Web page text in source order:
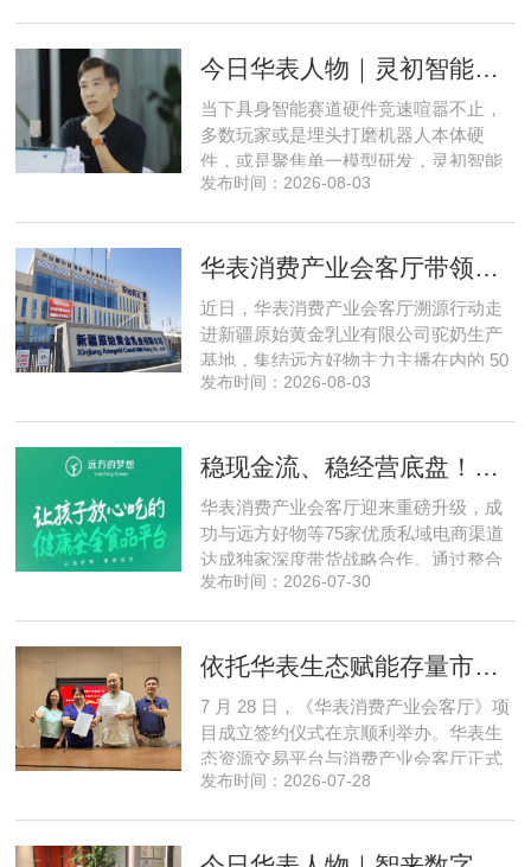
间盘活、私域变现、稳现金流搭建、试
现状，深度剖析行业双重发展困境
今日华表人物｜灵初智能CEO王启斌：押注千万级数据解锁具身智能质变
当下具身智能赛道硬件竞速喧嚣不止，
多数玩家或是埋头打磨机器人本体硬
件，或是聚焦单一模型研发，灵初智能
自创立之初便守住初心，以自研操作大
能创始人王启斌，拆解其从创立第一天
数据规模才是决定行业拐点的核心
发布时间：2026-08-03
华表消费产业会客厅带领私域直播团队走进新疆原始黄金乳业，溯源新疆好驼奶
近日，华表消费产业会客厅溯源行动走
进新疆原始黄金乳业有限公司驼奶生产
基地，集结远方好物主力主播在内的 50
位头部私域主播组团深入工厂一线实地
源同步联动，以沉浸式实景打卡、全流
式，全方位拆解新疆优质驼奶
发布时间：2026-08-03
稳现金流、稳经营底盘！华表消费产业会客厅携手75家头部私域电商渠道赋能地产存量空间，打造消费产业新基建
华表消费产业会客厅迎来重磅升级，成
功与远方好物等75家优质私域电商渠道
达成独家深度带货战略合作。通过整合
全网顶尖私域资源，项目搭建起全国性
矩阵，核心竞争力与行业影响力实现跨
实体经济长效发展注入全新动能
发布时间：2026-07-30
依托华表生态赋能存量市场《华表消费产业会客厅》项目签约落地
7 月 28 日，《华表消费产业会客厅》项
目成立签约仪式在京顺利举办。华表生
态资源交易平台与消费产业会客厅正式
签署合作协议，标志着立足华表生态资
发布时间：2026-07-28